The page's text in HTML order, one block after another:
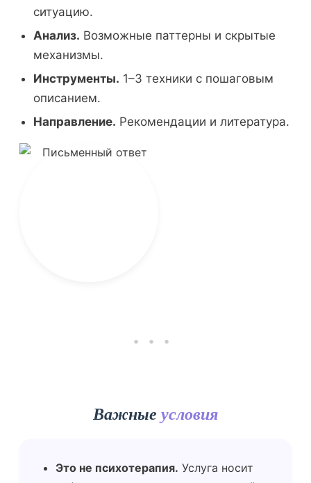
ситуацию.
Анализ. Возможные паттерны и скрытые
механизмы.
Инструменты. 1–3 техники с пошаговым
описанием.
Направление. Рекомендации и литература.
•••
Важные условия
Это не психотерапия. Услуга носит